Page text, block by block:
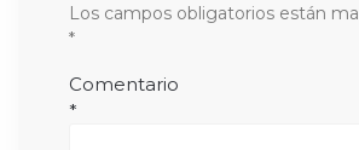
Los campos obligatorios están
*
Comentario
*